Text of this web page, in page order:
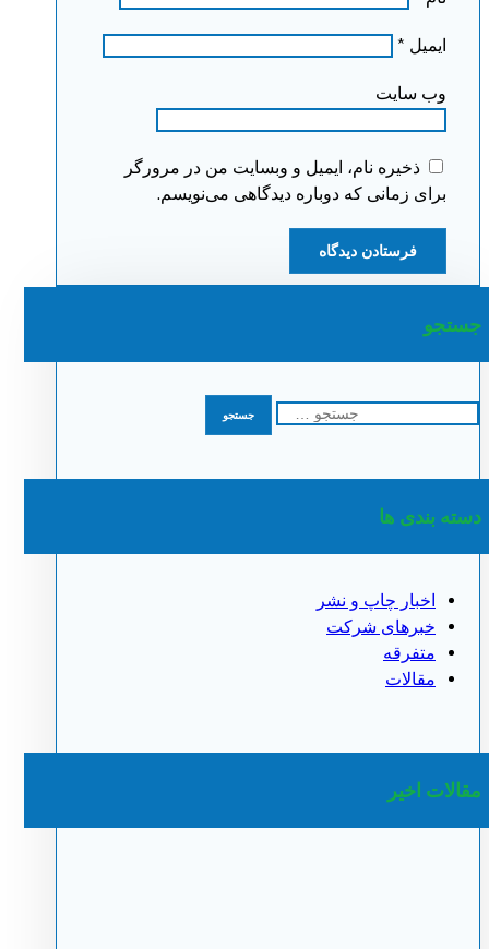
ایمیل *
وب‌ سایت
ذخیره نام، ایمیل و وبسایت من در مرورگر
برای زمانی که دوباره دیدگاهی می‌نویسم.
جستجو
جستجو
دسته بندی ها
اخبار چاپ و نشر
خبرهای شرکت
متفرقه
مقالات
مقالات اخیر